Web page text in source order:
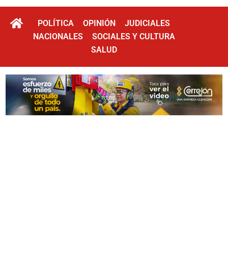
POLÍTICA OPINIÓN
JUDICIALES
NACIONALES
SOCIALES Y CULTURA
SALUD